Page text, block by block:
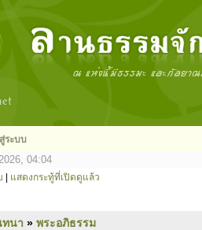
ระบบ
04:04
แสดงกระทู้ที่เปิดดูแล้ว
นา » พระอภิธรรม